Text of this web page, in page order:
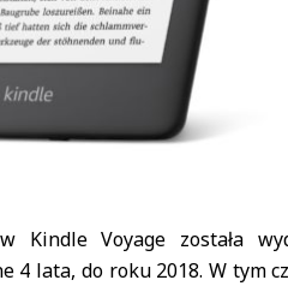
Kindle Voyage została
lata, do roku 2018. W tym